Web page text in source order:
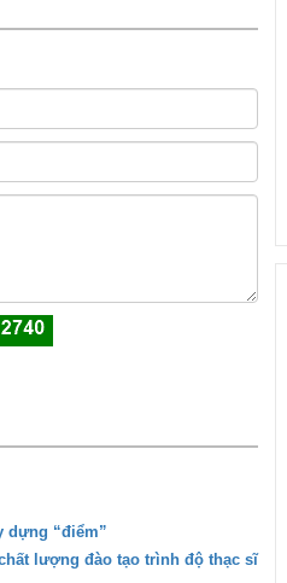
dựng “điểm”
lượng đào tạo trình độ thạc sĩ